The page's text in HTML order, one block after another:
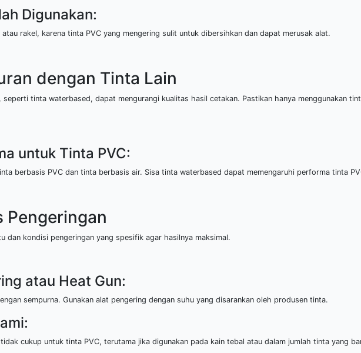
Digunakan:
rakel, karena tinta PVC yang mengering sulit untuk dibersihkan dan dapat merusak alat.
dengan Tinta Lain
tinta waterbased, dapat mengurangi kualitas hasil cetakan. Pastikan hanya menggunakan
untuk Tinta PVC:
berbasis PVC dan tinta berbasis air. Sisa tinta waterbased dapat memengaruhi performa tinta
Pengeringan
dan kondisi pengeringan yang spesifik agar hasilnya maksimal.
atau Heat Gun:
sempurna. Gunakan alat pengering dengan suhu yang disarankan oleh produsen tinta.
cukup untuk tinta PVC, terutama jika digunakan pada kain tebal atau dalam jumlah tinta yang